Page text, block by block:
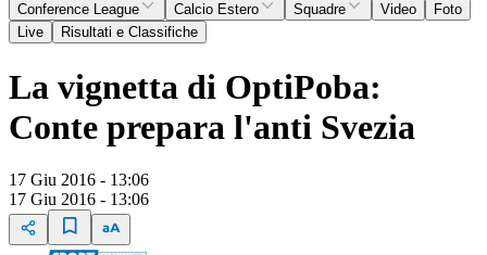
Conference League
Calcio Estero Squadre Video
Foto
Live
Risultati e Classifiche
La vignetta di OptiPoba:
Conte prepara l'anti Svezia
17 Giu 2016 - 13:06
17 Giu 2016 - 13:06